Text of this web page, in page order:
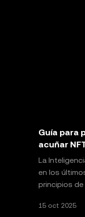
Guía para
acuñar
La
en los
principios
15 oct 2025